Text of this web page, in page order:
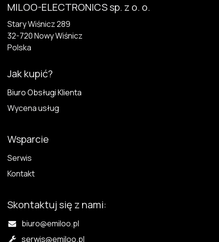
MILOO-ELECTRONICS sp. z o. o.
Stary Wiśnicz 289
32-720 N​owy Wiśnicz
Polska
Jak kupić?
Biuro Obsługi Klienta
Wycena usług
Wsparcie
Serwis
Kontakt
Skontaktuj się z nami:
biuro@emiloo.pl
serwis@emiloo.pl